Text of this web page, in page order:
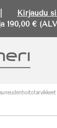
Kirjaudu
190,00 €